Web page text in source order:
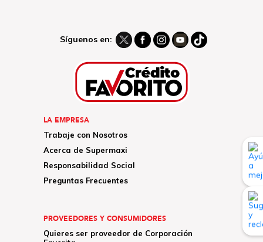
Síguenos en:
LA EMPRESA
Trabaje con Nosotros
Acerca de Supermaxi
Responsabilidad Social
Preguntas Frecuentes
PROVEEDORES Y CONSUMIDORES
Quieres ser proveedor de Corporación